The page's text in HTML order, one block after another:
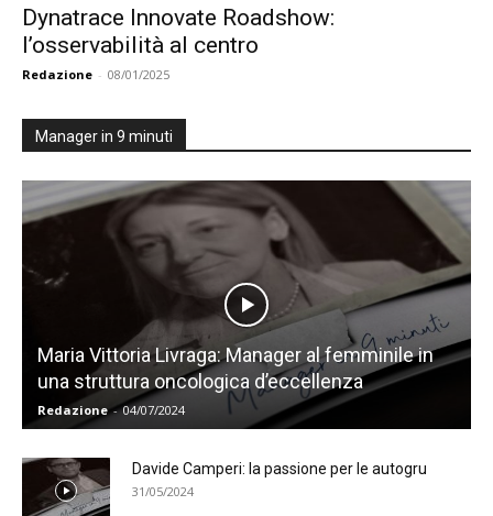
Dynatrace Innovate Roadshow:
l’osservabilità al centro
Redazione - 08/01/2025
Manager in 9 minuti
Maria Vittoria Livraga: Manager al femminile in
una struttura oncologica d’eccellenza
Redazione - 04/07/2024
Davide Camperi: la passione per le autogru
31/05/2024